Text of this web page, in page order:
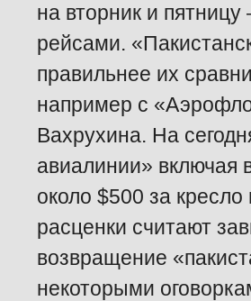
на вторник и
рейсами.
правильнее их
например с
Вахрухина. На
авиалинии» включая
около $500 за
расценки считают
возвращение
некоторыми